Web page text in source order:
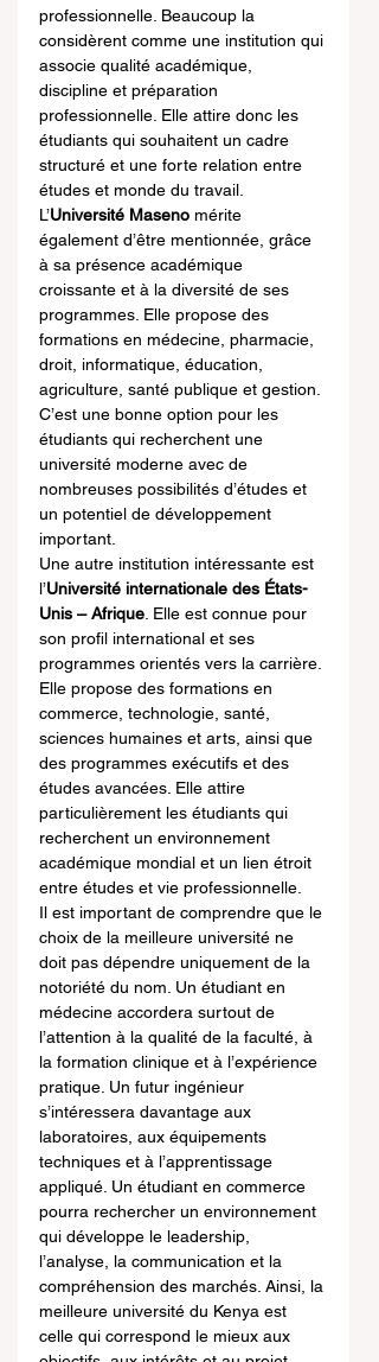
professionnelle. Beaucoup la
considèrent comme une institution qui
associe qualité académique,
discipline et préparation
professionnelle. Elle attire donc les
étudiants qui souhaitent un cadre
structuré et une forte relation entre
études et monde du travail.
L’Université Maseno mérite
également d’être mentionnée, grâce
à sa présence académique
croissante et à la diversité de ses
programmes. Elle propose des
formations en médecine, pharmacie,
droit, informatique, éducation,
agriculture, santé publique et gestion.
C’est une bonne option pour les
étudiants qui recherchent une
université moderne avec de
nombreuses possibilités d’études et
un potentiel de développement
important.
Une autre institution intéressante est
l’Université internationale des États-
Unis – Afrique . Elle est connue pour
son profil international et ses
programmes orientés vers la carrière.
Elle propose des formations en
commerce, technologie, santé,
sciences humaines et arts, ainsi que
des programmes exécutifs et des
études avancées. Elle attire
particulièrement les étudiants qui
recherchent un environnement
académique mondial et un lien étroit
entre études et vie professionnelle.
Il est important de comprendre que le
choix de la meilleure université ne
doit pas dépendre uniquement de la
notoriété du nom. Un étudiant en
médecine accordera surtout de
l’attention à la qualité de la faculté, à
la formation clinique et à l’expérience
pratique. Un futur ingénieur
s’intéressera davantage aux
laboratoires, aux équipements
techniques et à l’apprentissage
appliqué. Un étudiant en commerce
pourra rechercher un environnement
qui développe le leadership,
l’analyse, la communication et la
compréhension des marchés. Ainsi, la
meilleure université du Kenya est
celle qui correspond le mieux aux